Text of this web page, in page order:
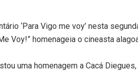
‘Para Vigo me voy’ nesta
Voy!” homenageia o cineasta
uma homenagem a Cacá